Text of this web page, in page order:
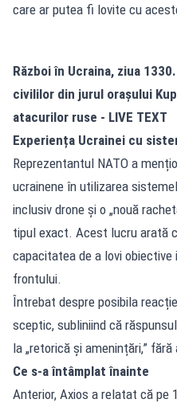
care ar putea fi lovite cu
Război în Ucraina, ziua
civililor din jurul orașului
atacurilor ruse - LIVE TEXT
Experiența Ucrainei cu
Reprezentantul NATO a
ucrainene în utilizarea
inclusiv drone și o „nouă
tipul exact. Acest lucru arată
capacitatea de a lovi
frontului.
Întrebat despre posibila
sceptic, subliniind că
la „retorică și amenințări,”
Ce s-a întâmplat înainte
Anterior, Axios a relatat că pe